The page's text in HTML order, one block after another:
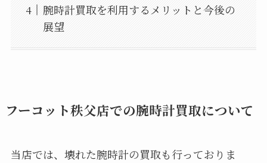
腕時計買取を利用するメリットと今後の
展望
フーコット秩父店での腕時計買取について
当店では、壊れた腕時計の買取も行っておりま